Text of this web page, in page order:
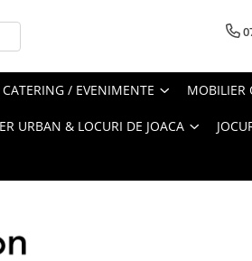
/ EVENIMENTE MOBILIER
URBAN & LOCURI DE JOACA